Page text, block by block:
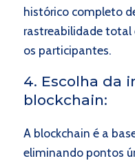
histórico completo
rastreabilidade total
os participantes.
4. Escolha da
blockchain:
A blockchain é a
eliminando pontos